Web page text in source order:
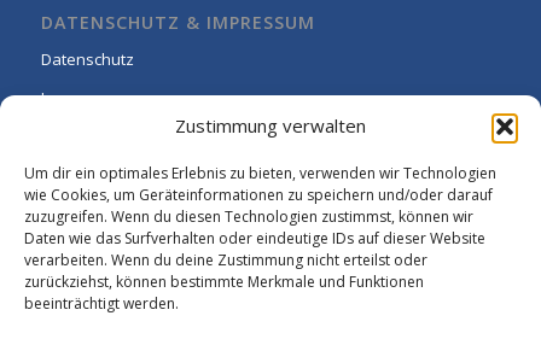
Zustimmung verwalten
Um dir ein optimales Erlebnis zu bieten, verwenden wir Technologien
wie Cookies, um Geräteinformationen zu speichern und/oder darauf
zuzugreifen. Wenn du diesen Technologien zustimmst, können wir
Daten wie das Surfverhalten oder eindeutige IDs auf dieser Website
verarbeiten. Wenn du deine Zustimmung nicht erteilst oder
zurückziehst, können bestimmte Merkmale und Funktionen
beeinträchtigt werden.
DATENSCHUTZ & IMPRESSUM
Datenschutz
Impressum
Cookie-Richtlinie (EU)